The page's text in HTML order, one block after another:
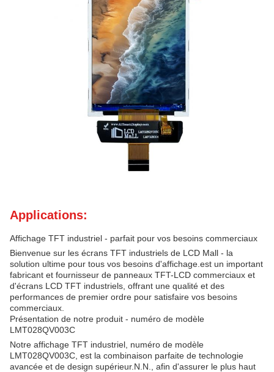
Applications:
Affichage TFT industriel - parfait pour vos besoins commerciaux
Bienvenue sur les écrans TFT industriels de LCD Mall - la
solution ultime pour tous vos besoins d'affichage.est un important
fabricant et fournisseur de panneaux TFT-LCD commerciaux et
d'écrans LCD TFT industriels, offrant une qualité et des
performances de premier ordre pour satisfaire vos besoins
commerciaux.
Présentation de notre produit - numéro de modèle
LMT028QV003C
Notre affichage TFT industriel, numéro de modèle
LMT028QV003C, est la combinaison parfaite de technologie
avancée et de design supérieur.N.N., afin d'assurer le plus haut